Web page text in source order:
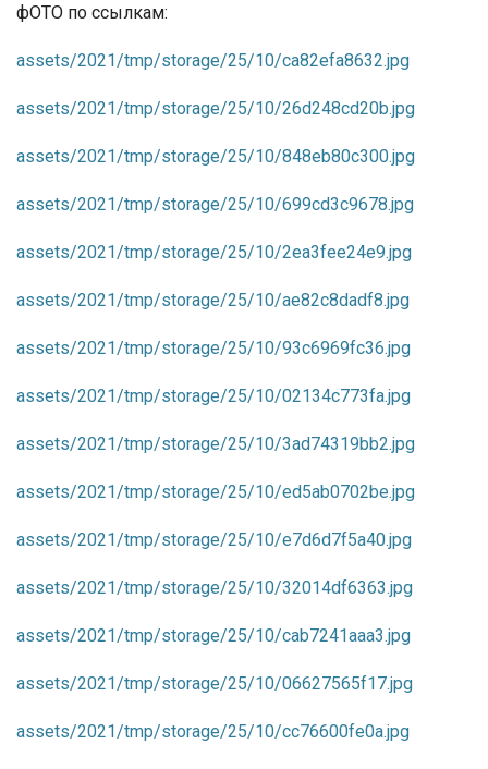
фОТО по ссылкам:
assets/2021/tmp/storage/25/10/ca82efa8632.jpg
assets/2021/tmp/storage/25/10/26d248cd20b.jpg
assets/2021/tmp/storage/25/10/848eb80c300.jpg
assets/2021/tmp/storage/25/10/699cd3c9678.jpg
assets/2021/tmp/storage/25/10/2ea3fee24e9.jpg
assets/2021/tmp/storage/25/10/ae82c8dadf8.jpg
assets/2021/tmp/storage/25/10/93c6969fc36.jpg
assets/2021/tmp/storage/25/10/02134c773fa.jpg
assets/2021/tmp/storage/25/10/3ad74319bb2.jpg
assets/2021/tmp/storage/25/10/ed5ab0702be.jpg
assets/2021/tmp/storage/25/10/e7d6d7f5a40.jpg
assets/2021/tmp/storage/25/10/32014df6363.jpg
assets/2021/tmp/storage/25/10/cab7241aaa3.jpg
assets/2021/tmp/storage/25/10/06627565f17.jpg
assets/2021/tmp/storage/25/10/cc76600fe0a.jpg